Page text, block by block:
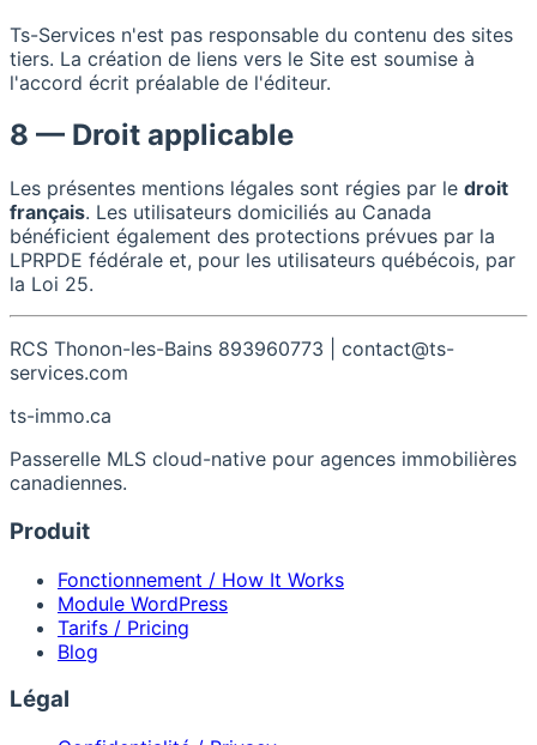
Ts-Services n'est pas responsable du contenu des sites
tiers. La création de liens vers le Site est soumise à
l'accord écrit préalable de l'éditeur.
8 — Droit applicable
Les présentes mentions légales sont régies par le droit
français. Les utilisateurs domiciliés au Canada
bénéficient également des protections prévues par la
LPRPDE fédérale et, pour les utilisateurs québécois, par
la Loi 25.
RCS Thonon-les-Bains 893960773 | contact@ts-
services.com
ts-immo.ca
Passerelle MLS cloud-native pour agences immobilières
canadiennes.
Produit
Fonctionnement / How It Works
Module WordPress
Tarifs / Pricing
Blog
Légal